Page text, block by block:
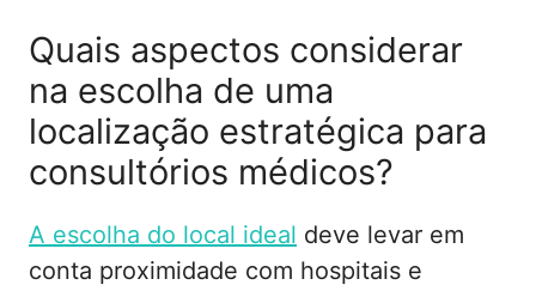
Quais aspectos considerar
na escolha de uma
localização estratégica para
consultórios médicos?
A escolha do local ideal deve levar em
conta proximidade com hospitais e